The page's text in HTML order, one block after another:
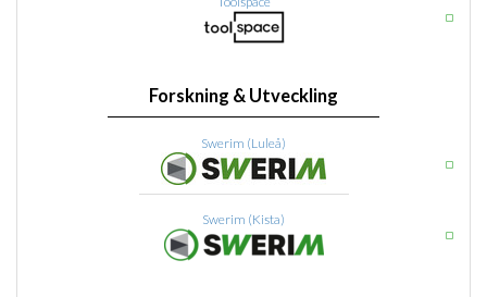
Forskning & Utveckling
Swerim (Luleå)
Swerim (Kista)